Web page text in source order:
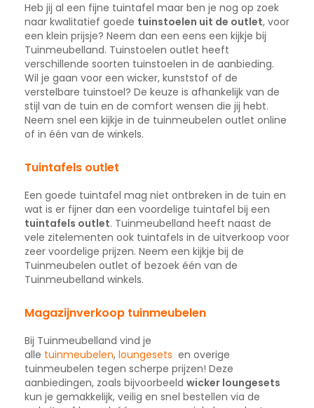
Heb jij al een fijne tuintafel maar ben je nog op zoek
naar kwalitatief goede tuinstoelen uit de outlet, voor
een klein prijsje? Neem dan een eens een kijkje bij
Tuinmeubelland. Tuinstoelen outlet heeft
verschillende soorten tuinstoelen in de aanbieding.
Wil je gaan voor een wicker, kunststof of de
verstelbare tuinstoel? De keuze is afhankelijk van de
stijl van de tuin en de comfort wensen die jij hebt.
Neem snel een kijkje in de tuinmeubelen outlet online
of in één van de winkels.
Tuintafels outlet
Een goede tuintafel mag niet ontbreken in de tuin en
wat is er fijner dan een voordelige tuintafel bij een
tuintafels outlet. Tuinmeubelland heeft naast de
vele zitelementen ook tuintafels in de uitverkoop voor
zeer voordelige prijzen. Neem een kijkje bij de
Tuinmeubelen outlet of bezoek één van de
Tuinmeubelland winkels.
Magazijnverkoop tuinmeubelen
Bij Tuinmeubelland vind je
alle tuinmeubelen, loungesets en overige
tuinmeubelen tegen scherpe prijzen! Deze
aanbiedingen, zoals bijvoorbeeld wicker loungesets
kun je gemakkelijk, veilig en snel bestellen via de